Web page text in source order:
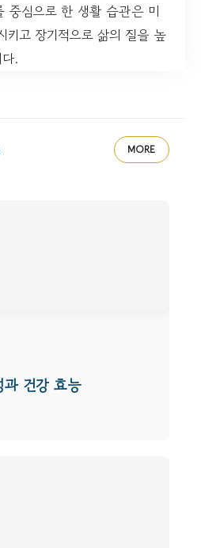
중심으로 한 생활 습관은 미
키고 장기적으로 삶의 질을 높
.
MORE
과 건강 효능